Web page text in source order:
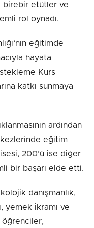
birebir etütler ve
rol oynadı.
eğitimde
hayata
Kurs
katkı sunmaya
ardından
eğitim
200’ü ise diğer
bir başarı elde etti.
danışmanlık,
yemek ikramı ve